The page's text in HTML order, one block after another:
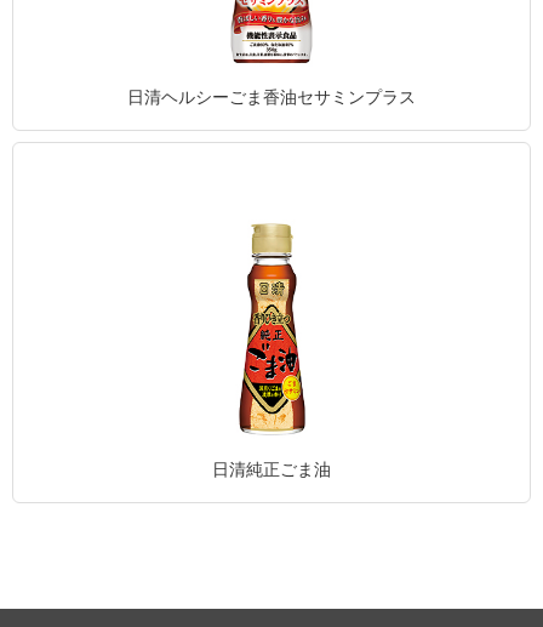
日清ヘルシーごま香油セサミンプラス
日清純正ごま油